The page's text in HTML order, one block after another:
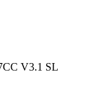
V3.1 SL